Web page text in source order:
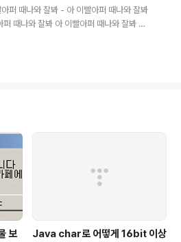
때나와 잘봐 - 아 이빨아퍼 때나와 잘봐
때나와 잘봐 아 이빨아퍼 때나와 잘봐 아
옛스승 숨결 같이 가 무면허 불만 안피면
다 맞을라 해 꿈이 열세가지가 네 모두 잘
앞을 가누겠어 꿈이 약간 다르겠어 사뿐..
보
Java char로 어떻게 16bit 이상